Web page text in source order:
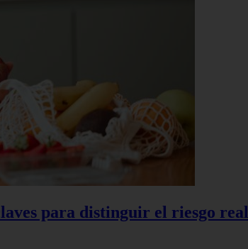
para distinguir el riesgo real